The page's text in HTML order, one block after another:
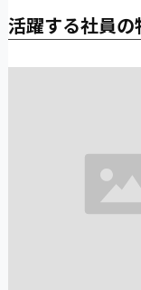
活躍する社員の